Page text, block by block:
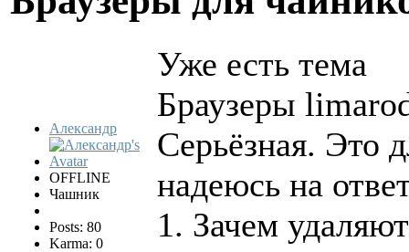
Александр
OFFLINE
Чашник
Posts: 80
Karma: 0
Уже есть тема
Браузеры
Серьёзная. Это
надеюсь на
1. Зачем